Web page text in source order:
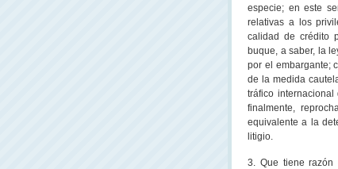
especie; en este
relativas a los
calidad de crédito
buque, a saber, la
por el embargante;
de la medida
tráfico
finalmente,
equivalente a la
litigio.
3. Que tiene